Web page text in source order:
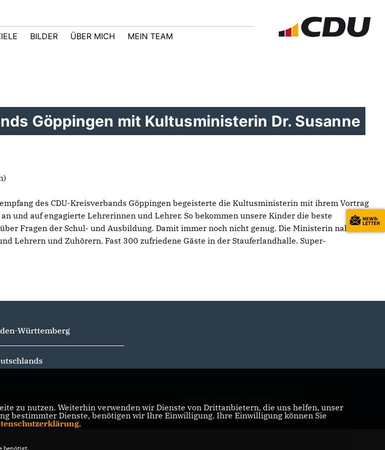
BILDER ÜBER MICH
MEIN TEAM
Göppingen mit Kultusministerin Dr. Susanne
des CDU-Kreisverbands Göppingen begeisterte die Kultusministerin mit ihrem Vortrag
und auf engagierte Lehrerinnen und Lehrer. So bekommen unsere Kinder die beste
Fragen der Schul- und Ausbildung. Damit immer noch nicht genug. Die Ministerin nahm
Lehrern und Zuhörern. Fast 300 zufriedene Gäste in der Stauferlandhalle. Super-
Württemberg
zu nutzen. Weiterhin verwenden wir Dienste von Drittanbietern, die uns helfen, unser
bestimmter Dienste, benötigen wir Ihre Einwilligung. Ihre Einwilligung können Sie
.
benötigt.